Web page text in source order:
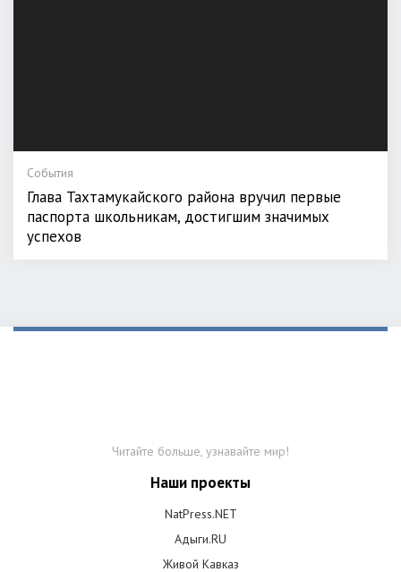
События
Глава Тахтамукайского района вручил первые
паспорта школьникам, достигшим значимых
успехов
Читайте больше, узнавайте мир!
Наши проекты
NatPress.NET
Адыги.RU
Живой Кавказ